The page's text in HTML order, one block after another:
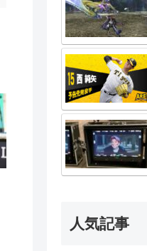
人気記事